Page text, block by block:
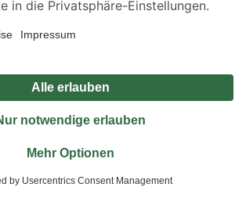
verfügbar. Die angegebenen Verfügbarkeiten beziehen
reicht.
gilt nicht für Artikel mit Speditionsversand, hier
Impressum
Widerrufsrecht
Vertrag widerrufen
GmbH